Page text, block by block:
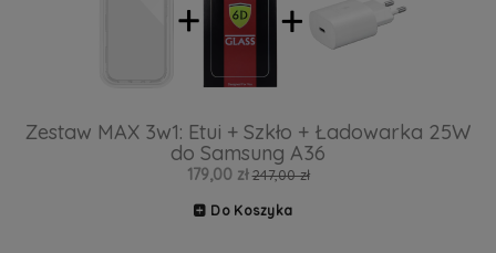
Zestaw MAX 3w1: Etui + Szkło + Ładowarka 25W
do Samsung A36
179,00 zł 247,00 zł
Do Koszyka